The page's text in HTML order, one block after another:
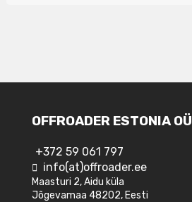
OFFROADER ESTONIA OÜ
+372 59 061 797
info(at)offroader.ee
Maasturi 2, Aidu küla
Jõgevamaa 48202, Eesti